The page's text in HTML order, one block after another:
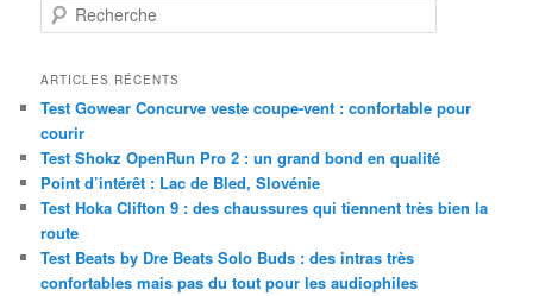
e
h
r
c
h
e
ARTICLES RÉCENTS
Test Gowear Concurve veste coupe-vent : confortable pour
courir
Test Shokz OpenRun Pro 2 : un grand bond en qualité
Point d’intérêt : Lac de Bled, Slovénie
Test Hoka Clifton 9 : des chaussures qui tiennent très bien la
route
Test Beats by Dre Beats Solo Buds : des intras très
confortables mais pas du tout pour les audiophiles